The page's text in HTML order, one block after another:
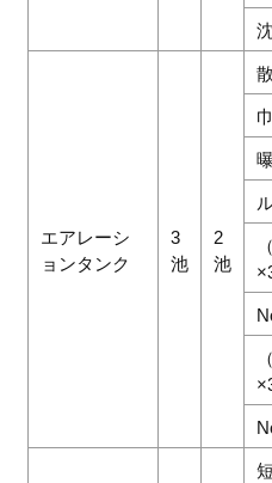
エアレーシ
ョンタンク
3
池
2
池